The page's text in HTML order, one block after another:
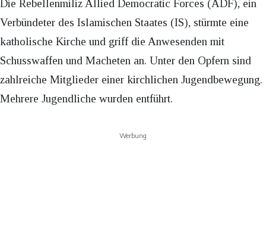
Die Rebellenmiliz Allied Democratic Forces (ADF), ein
Verbündeter des Islamischen Staates (IS), stürmte eine
katholische Kirche und griff die Anwesenden mit
Schusswaffen und Macheten an. Unter den Opfern sind
zahlreiche Mitglieder einer kirchlichen Jugendbewegung.
Mehrere Jugendliche wurden entführt.
Werbung